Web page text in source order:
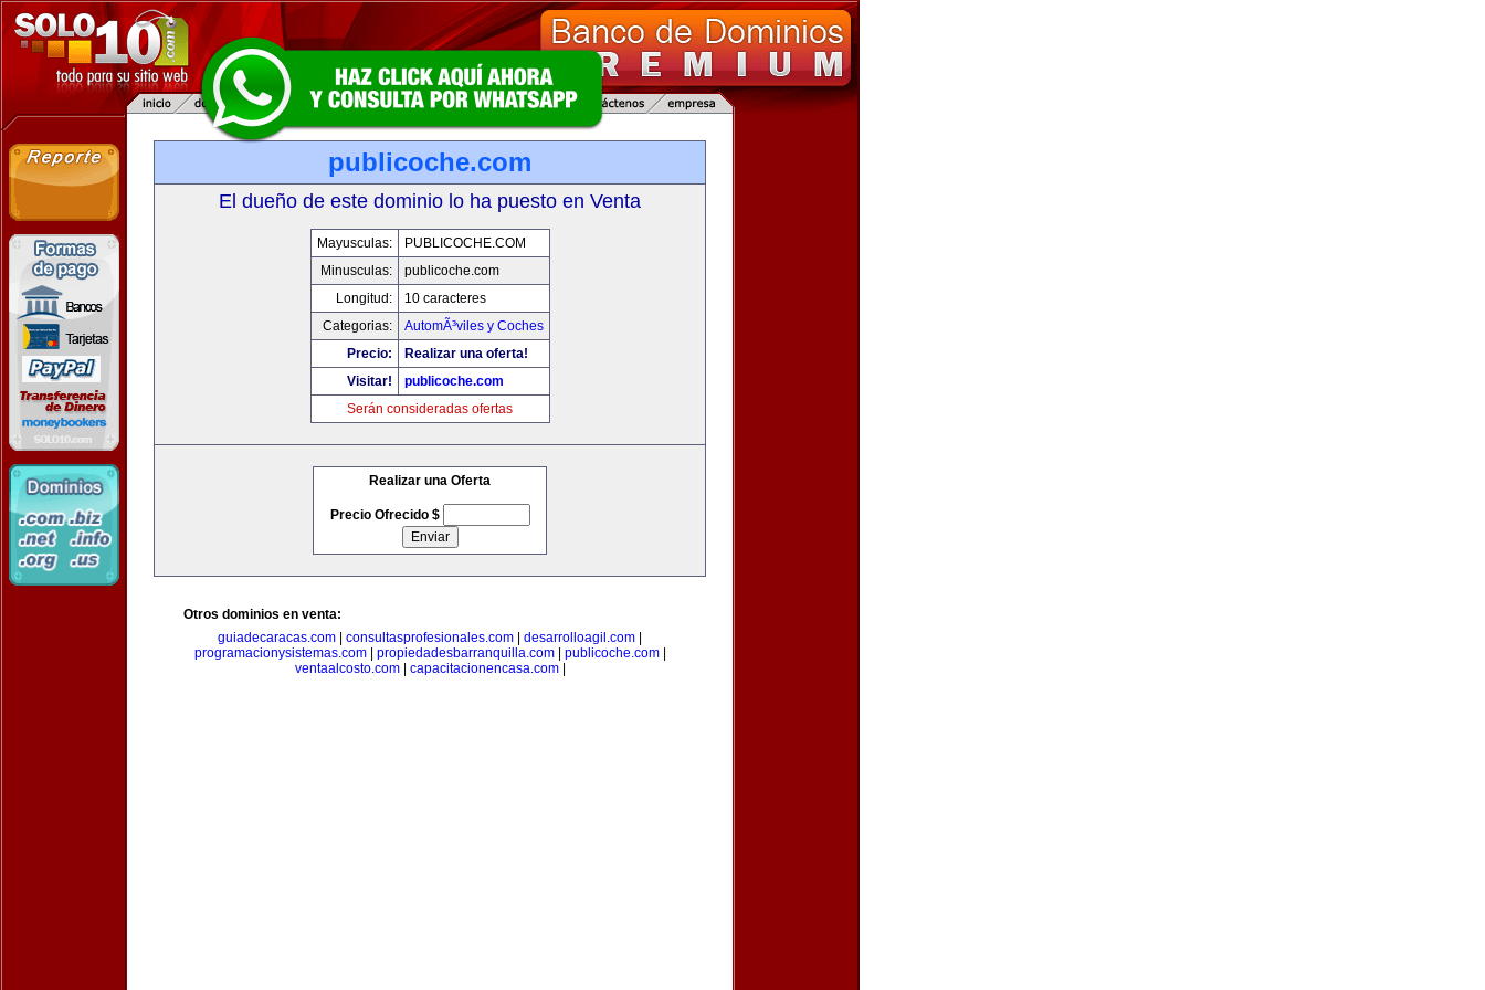
publicoche.com
El dueño de este dominio lo ha puesto en Venta
Mayusculas:
PUBLICOCHE.COM
Minusculas:
publicoche.com
Longitud:
10 caracteres
Categorias:
AutomÃ³viles y Coches
Precio:
Realizar una oferta!
Visitar!
publicoche.com
Serán consideradas ofertas
Realizar una Oferta
Precio Ofrecido $
Otros dominios en venta:
guiadecaracas.com
consultasprofesionales.com desarrolloagil.com
programacionysistemas.com| propiedadesbarranquilla.com| publicoche.com|
ventaalcosto.com| capacitacionencasa.com|